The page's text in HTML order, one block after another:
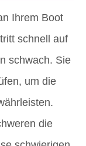
Ihrem Boot
schnell auf
schwach. Sie
um die
die